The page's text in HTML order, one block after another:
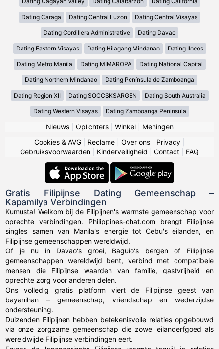
Dating Caraga Dating Central Luzon Dating Central Visayas
Dating Cordillera Administrative Dating Davao
Dating Eastern Visayas Dating Hilagang Mindanao Dating Ilocos
Dating Metro Manila Dating MIMAROPA Dating National Capital
Dating Northern Mindanao Dating Península de Zamboanga
Dating Region XII Dating SOCCSKSARGEN Dating South Australia
Dating Western Visayas Dating Zamboanga Peninsula
Nieuws| Oplichters| Winkel| Meningen
Cookies & AVG
Reclame Over ons Privacy
Gebruiksvoorwaarden
Kinderveiligheid Contact FAQ
Gratis Filipijnse Dating Gemeenschap –
Kapamilya Verbindingen
Kumusta! Welkom bij de Filipijnen's warmste gemeenschap voor
oprechte verbindingen. Philippines-chat.com brengt Filipijnse
singles samen van Manila's energie tot Cebu's eilanden, en
Filipijnse gemeenschappen wereldwijd.
Of je nu in Davao's groei, Baguio's bergen of Filipijnse
gemeenschappen wereldwijd bent, verbind met compatibele
mensen die Filipijnse waarden van familie, gastvrijheid en
oprechte zorg voor anderen delen.
Ons volledig gratis platform viert de Filipijnse geest van
bayanihan – gemeenschap, vriendschap en wederzijdse
ondersteuning.
Duizenden Filipijnen hebben betekenisvolle relaties opgebouwd
via onze zorgzame gemeenschap die zowel eilanderfgoed als
wereldwijde Filipijnse verbindingen eert.